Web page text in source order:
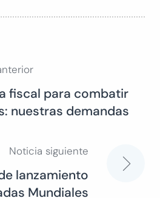
fiscal para combatir
nuestras demandas
Noticia siguiente
lanzamiento
Mundiales